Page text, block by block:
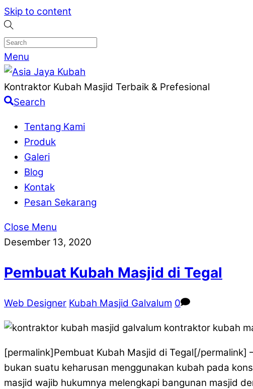
Skip to content
Menu
Kontraktor Kubah Masjid Terbaik & Prefesional
Search
Tentang Kami
Produk
Galeri
Blog
Kontak
Pesan Sekarang
Close Menu
Desember 13, 2020
Pembuat Kubah Masjid di Tegal
Web Designer Kubah Masjid Galvalum 0
[permalink]Pembuat Kubah Masjid di Tegal[/
bukan suatu keharusan menggunakan kubah pada
masjid wajib hukumnya melengkapi bangunan masjid